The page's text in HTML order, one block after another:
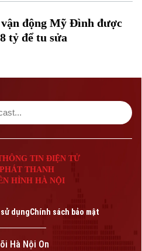
gọi)
Tòa soạn
vận động Mỹ Đình được
tỷ để tu sửa
TIN ĐIỆN TỬ
THANH
HÌNH HÀ NỘI
dụngChính sách bảo mật
Hà Nội On